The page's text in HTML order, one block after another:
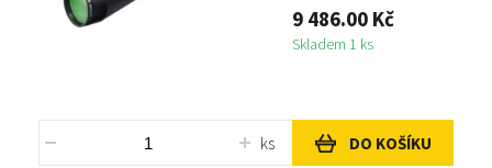
9 486.00 Kč
Skladem 1 ks
ks DO KOŠÍKU